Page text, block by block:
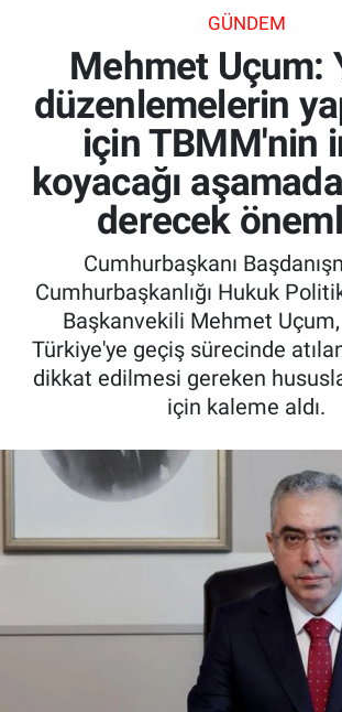
GÜNDEM
Mehmet Uçum:
düzenlemelerin
için TBMM'nin
koyacağı
derecek
Cumhurbaşkanı
Cumhurbaşkanlığı Hukuk
Başkanvekili Mehmet
Türkiye'ye geçiş sürecinde
dikkat edilmesi gereken
için kaleme aldı.